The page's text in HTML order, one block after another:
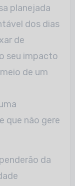
planejada
dos dias
de
seu impacto
de um
que não gere
da